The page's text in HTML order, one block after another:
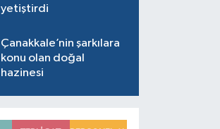
yetiştirdi
Çanakkale’nin şarkılara
konu olan doğal
hazinesi